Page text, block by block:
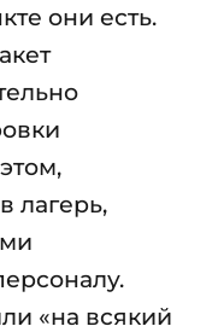
они есть.
лагерь,
«на всякий